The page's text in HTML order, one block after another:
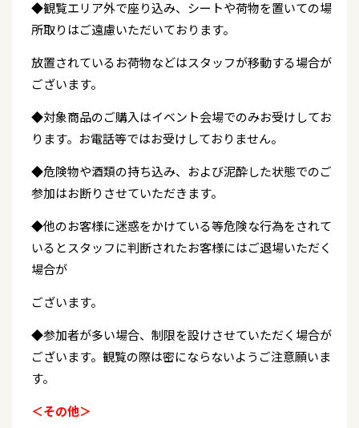
◆観覧エリア外で座り込み、シートや荷物を置いての場
所取りはご遠慮いただいております。
放置されているお荷物などはスタッフが移動する場合が
ございます。
◆対象商品のご購入はイベント会場でのみお受けしてお
ります。お電話等ではお受けしておりません。
◆危険物や酒類の持ち込み、および泥酔した状態でのご
参加はお断りさせていただきます。
◆他のお客様に迷惑をかけている等危険な行為をされて
いるとスタッフに判断されたお客様にはご退場いただく
場合が
ございます。
◆参加者が多い場合、制限を設けさせていただく場合が
ございます。観覧の際は密にならないようご注意願いま
す。
＜その他＞